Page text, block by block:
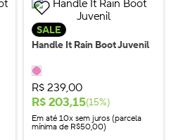
SALE
Handle It Rain Boot Juvenil
R$ 239,00
R$203,15(15%)
Em até 10x sem juros (parcela
mínima de R$50,00)